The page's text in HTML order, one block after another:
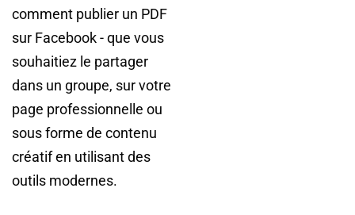
comment publier un PDF
sur Facebook - que vous
souhaitiez le partager
dans un groupe, sur votre
page professionnelle ou
sous forme de contenu
créatif en utilisant des
outils modernes.